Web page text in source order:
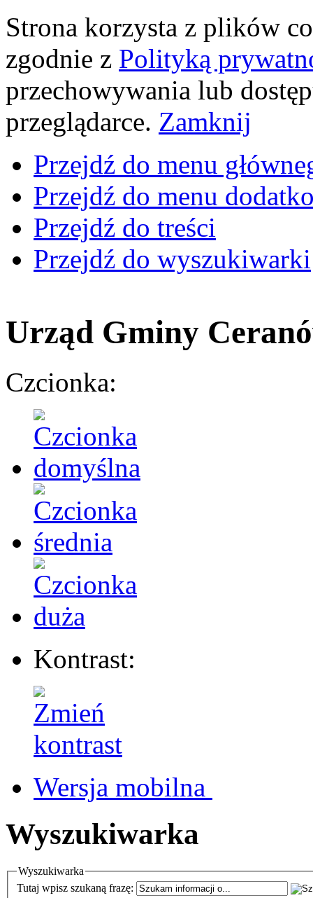
Strona korzysta z plików
zgodnie z Polityką
przechowywania lub
przeglądarce. Zamknij
Przejdź do menu
Przejdź do menu
Przejdź do treści
Przejdź do wyszukiwarki
Urząd Gminy
Czcionka:
Kontrast:
Wersja mobilna
Wyszukiwarka
Wyszukiwarka
Tutaj wpisz szukaną frazę: